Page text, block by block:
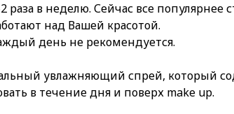
раза в неделю. Сейчас все
над Вашей красотой.
день не рекомендуется.
увлажняющий спрей, который
в течение дня и поверх make up.